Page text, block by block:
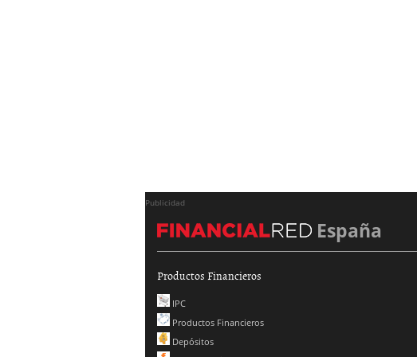
Publicidad
España
Productos Financieros
IPC
Productos Financieros
Depósitos